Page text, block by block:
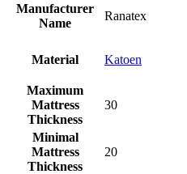
Manufacturer
Name
Ranatex
Material Katoen
Maximum
Mattress
Thickness
30
Minimal
Mattress
Thickness
20